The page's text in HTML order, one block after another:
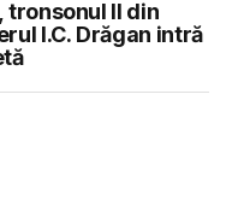
tronsonul II din
I.C. Drăgan intră